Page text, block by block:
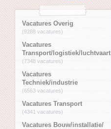
Vacatures Overig
(9288 vacatures)
Vacatures
Transport/logistiek/luchtvaart
(7348 vacatures)
Vacatures
Techniek/industrie
(6563 vacatures)
Vacatures Transport
(4341 vacatures)
Vacatures Bouw/installatie/